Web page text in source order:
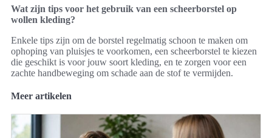
Wat zijn tips voor het gebruik van een scheerborstel op
wollen kleding?
Enkele tips zijn om de borstel regelmatig schoon te maken om
ophoping van pluisjes te voorkomen, een scheerborstel te kiezen
die geschikt is voor jouw soort kleding, en te zorgen voor een
zachte handbeweging om schade aan de stof te vermijden.
Meer artikelen